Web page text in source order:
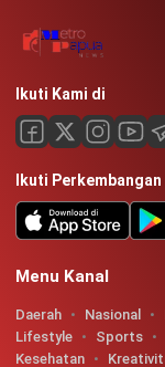
Ikuti Kami di
Ikuti
Menu Kanal
Daerah Nasional
Lifestyle
Sports
Kesehatan